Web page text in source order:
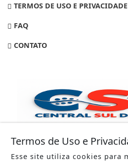
TERMOS DE USO E PRIVACIDADE
FAQ
CONTATO
Termos de Uso e
Esse site utiliza cookies para